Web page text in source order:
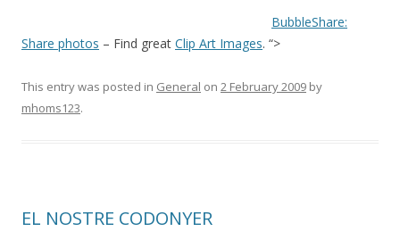
BubbleShare:
Share photos – Find great Clip Art Images. “>
This entry was posted in General on 2 February 2009 by
mhoms123.
EL NOSTRE CODONYER